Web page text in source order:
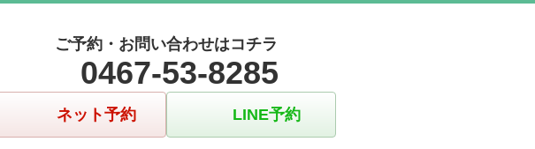
ご予約・お問い合わせはコチラ
0467-53-8285
ネット予約 LINE予約